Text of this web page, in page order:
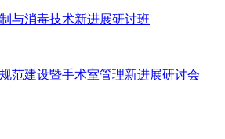
与消毒技术新进展研讨班
范建设暨手术室管理新进展研讨会